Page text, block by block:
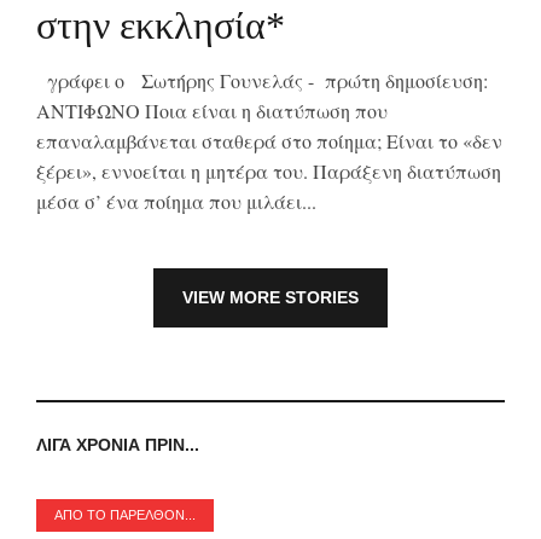
στην εκκλησία*
γράφει ο Σωτήρης Γουνελάς - πρώτη δημοσίευση:
ΑΝΤΙΦΩΝΟ Ποια είναι η διατύπωση που
επαναλαμβάνεται σταθερά στο ποίημα; Είναι το «δεν
ξέρει», εννοείται η μητέρα του. Παράξενη διατύπωση
μέσα σ’ ένα ποίημα που μιλάει...
VIEW MORE STORIES
ΛΊΓΑ ΧΡΌΝΙΑ ΠΡΙΝ...
ΑΠΟ ΤΟ ΠΑΡΕΛΘΌΝ...